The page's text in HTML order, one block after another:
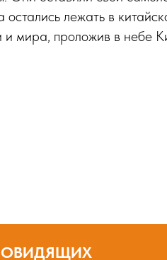
лежать в
и мира, проложив в небе